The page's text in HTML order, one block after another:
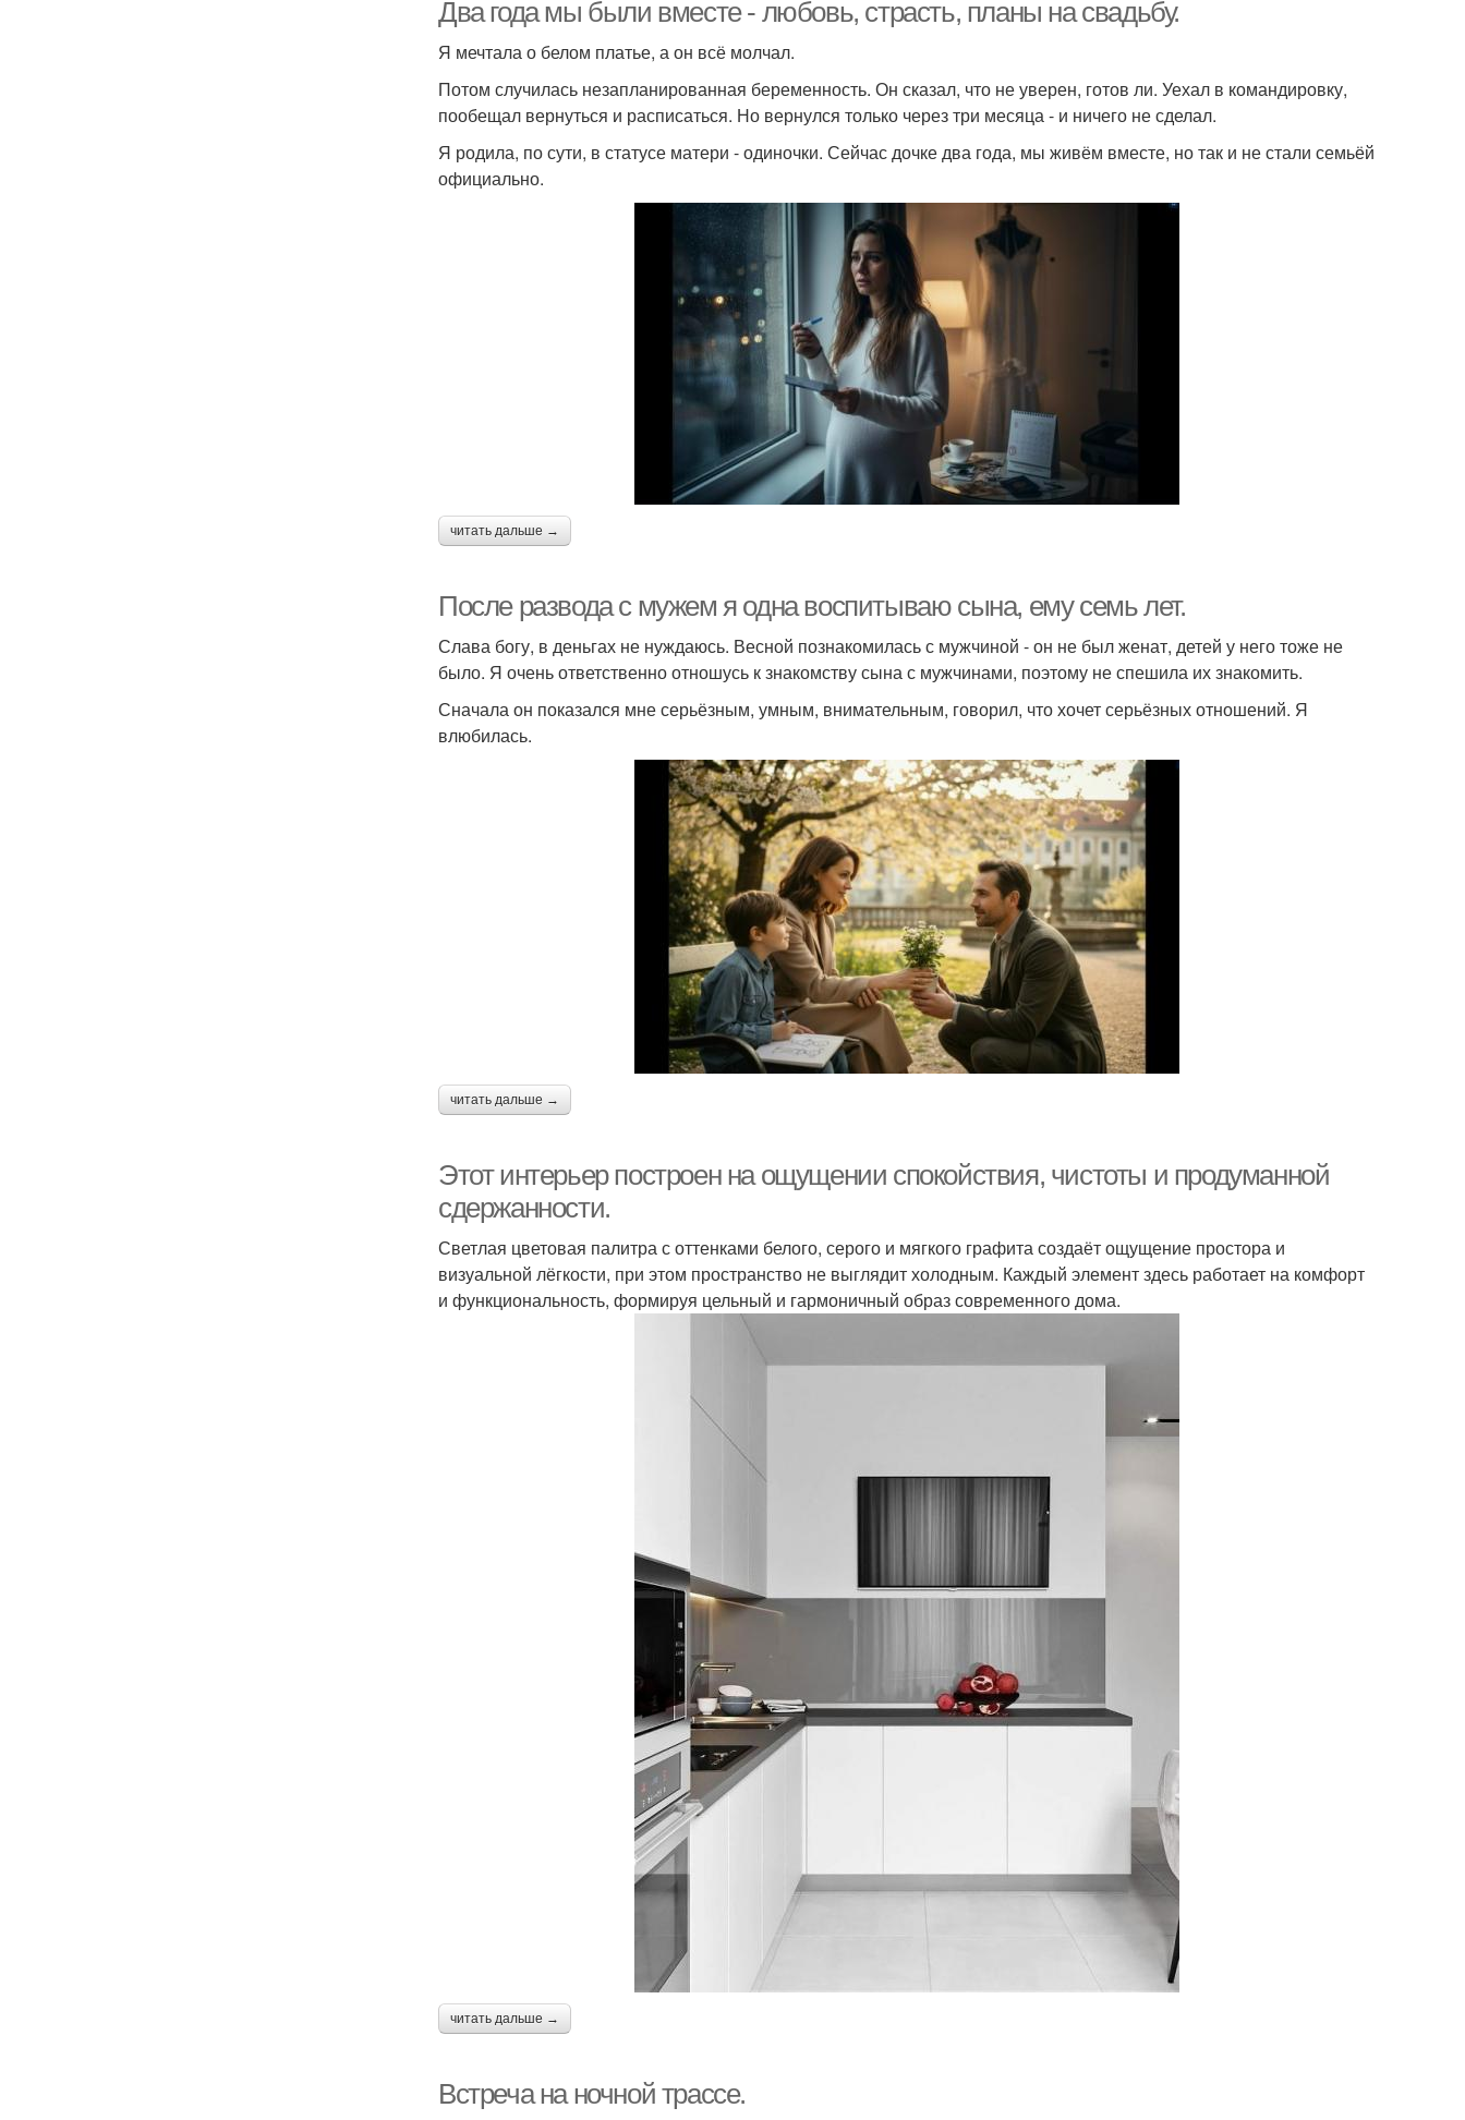
Два года мы были вместе - любовь, страсть, планы на свадьбу.
Я мечтала о белом платье, а он всё молчал.
Потом случилась незапланированная беременность. Он сказал, что не уверен, готов ли. Уехал в командировку,
пообещал вернуться и расписаться. Но вернулся только через три месяца - и ничего не сделал.
Я родила, по сути, в статусе матери - одиночки. Сейчас дочке два года, мы живём вместе, но так и не стали семьёй
официально.
читать дальше →
После развода с мужем я одна воспитываю сына, ему семь лет.
Слава богу, в деньгах не нуждаюсь. Весной познакомилась с мужчиной - он не был женат, детей у него тоже не
было. Я очень ответственно отношусь к знакомству сына с мужчинами, поэтому не спешила их знакомить.
Сначала он показался мне серьёзным, умным, внимательным, говорил, что хочет серьёзных отношений. Я
влюбилась.
читать дальше →
Этот интерьер построен на ощущении спокойствия, чистоты и продуманной
сдержанности.
Светлая цветовая палитра с оттенками белого, серого и мягкого графита создаёт ощущение простора и
визуальной лёгкости, при этом пространство не выглядит холодным. Каждый элемент здесь работает на комфорт
и функциональность, формируя цельный и гармоничный образ современного дома.
читать дальше →
Встреча на ночной трассе.